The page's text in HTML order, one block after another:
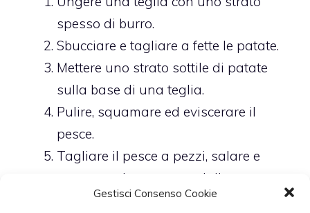
Gestisci Consenso Cookie
spesso di burro.
Sbucciare e tagliare a fette le patate.
Mettere uno strato sottile di patate
sulla base di una teglia.
Pulire, squamare ed eviscerare il
pesce.
Tagliare il pesce a pezzi, salare e
pepare e alternare pezzi di pesce a
fette di patate.